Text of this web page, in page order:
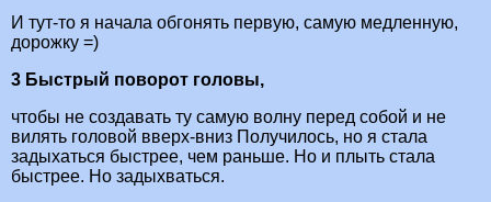
И тут-то я начала обгонять первую, самую медленную,
дорожку =)
3 Быстрый поворот головы,
чтобы не создавать ту самую волну перед собой и не
вилять головой вверх-вниз Получилось, но я стала
задыхаться быстрее, чем раньше. Но и плыть стала
быстрее. Но задыхваться.